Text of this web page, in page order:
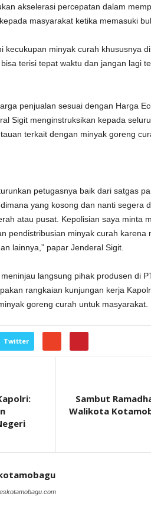
akselerasi percepatan dalam
masyarakat ketika memasuki
kecukupan minyak curah khususnya
terisi tepat waktu dan jangan lagi
penjualan sesuai dengan Harga
Sigit menginstruksikan kepada
terkait dengan minyak goreng
petugasnya baik dari satgas
yang kosong dan nanti segera
atau pusat. Kepolisian saya minta
pendistribusian minyak curah karena
lainnya,” papar Jenderal Sigit.
langsung pihak produsen di
rangkaian kunjungan kerja
goreng curah untuk masyarakat.
Twitter
Sambut
Walikota